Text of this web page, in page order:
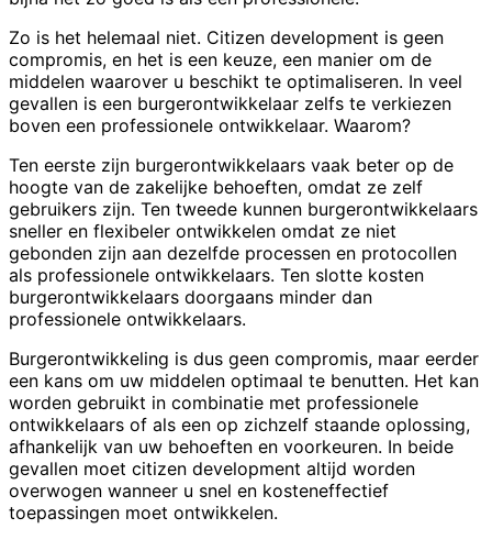
Zo is het helemaal niet. Citizen development is geen
compromis, en het is een keuze, een manier om de
middelen waarover u beschikt te optimaliseren. In veel
gevallen is een burgerontwikkelaar zelfs te verkiezen
boven een professionele ontwikkelaar. Waarom?
Ten eerste zijn burgerontwikkelaars vaak beter op de
hoogte van de zakelijke behoeften, omdat ze zelf
gebruikers zijn. Ten tweede kunnen burgerontwikkelaars
sneller en flexibeler ontwikkelen omdat ze niet
gebonden zijn aan dezelfde processen en protocollen
als professionele ontwikkelaars. Ten slotte kosten
burgerontwikkelaars doorgaans minder dan
professionele ontwikkelaars.
Burgerontwikkeling is dus geen compromis, maar eerder
een kans om uw middelen optimaal te benutten. Het kan
worden gebruikt in combinatie met professionele
ontwikkelaars of als een op zichzelf staande oplossing,
afhankelijk van uw behoeften en voorkeuren. In beide
gevallen moet citizen development altijd worden
overwogen wanneer u snel en kosteneffectief
toepassingen moet ontwikkelen.